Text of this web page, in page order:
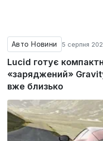
Авто Новини 5 серпня
Lucid готує
«заряджений»
вже близько